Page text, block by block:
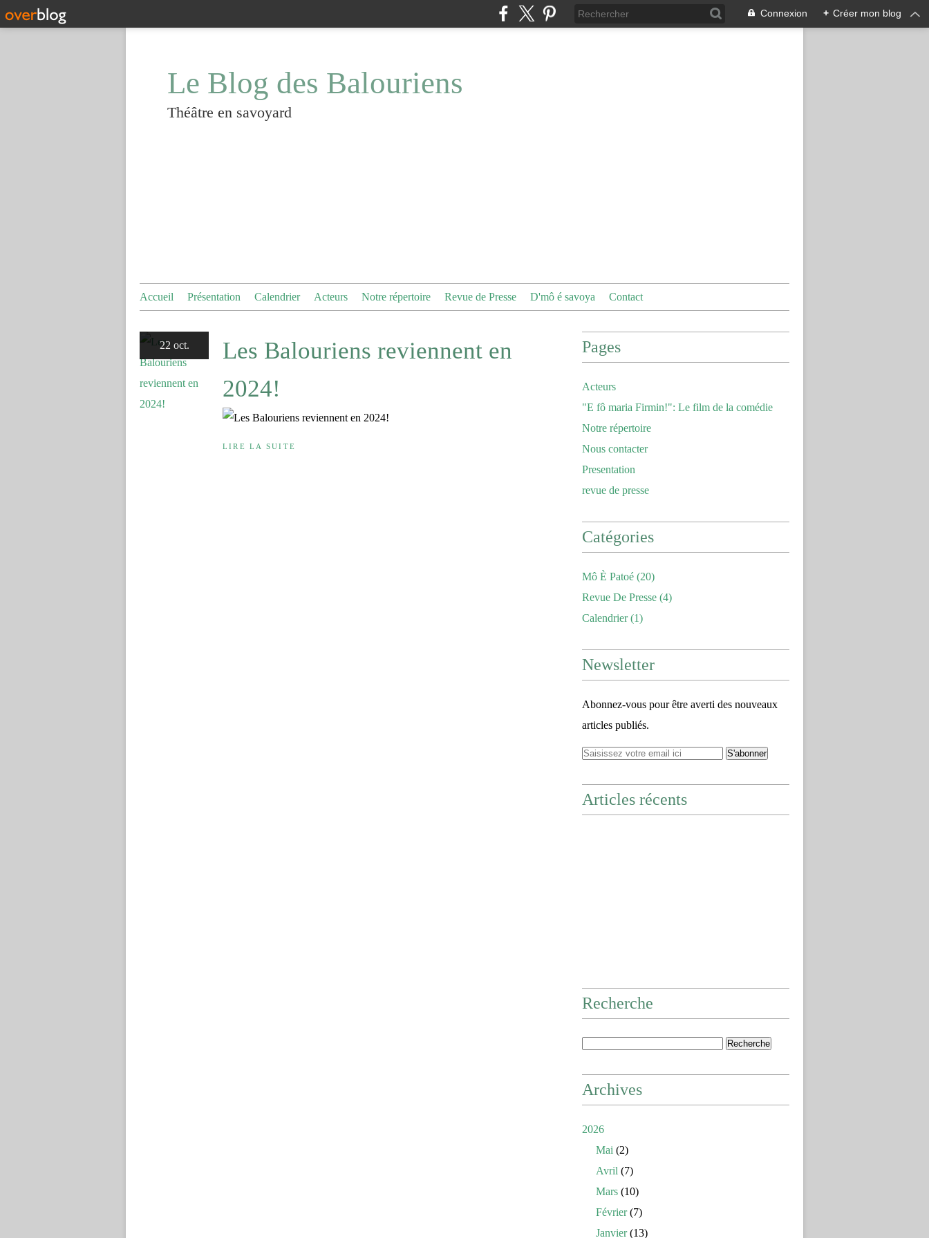
Connexion + Créer mon blog
Le Blog des Balouriens
Théâtre en savoyard
Accueil Présentation Calendrier Acteurs Notre répertoire Revue de Presse D'mô é savoya Contact
22 oct.
Les Balouriens reviennent en
2024!
LIRE LA SUITE
Pages
Acteurs
"E fô maria Firmin!": Le film de la comédie
Notre répertoire
Nous contacter
Presentation
revue de presse
Catégories
Mô È Patoé (20)
Revue De Presse (4)
Calendrier(1)
Newsletter
Abonnez-vous pour être averti des nouveaux
articles publiés.
Articles récents
Recherche
Archives
2026
Mai (2)
Avril (7)
Mars (10)
Février(7)
Janvier(13)